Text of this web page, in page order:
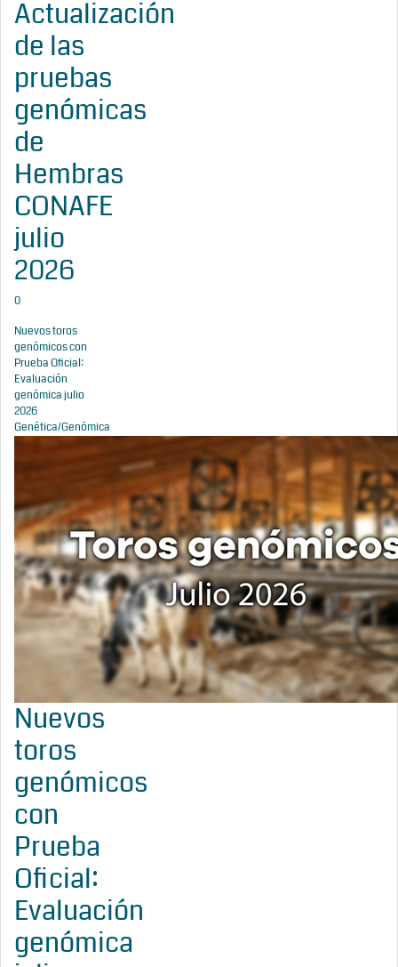
Actualización
de las
pruebas
genómicas
de
Hembras
CONAFE
julio
2026
0
Nuevos toros
genómicos con
Prueba Oficial:
Evaluación
genómica julio
2026
Genética/Genómica
Nuevos
toros
genómicos
con
Prueba
Oficial:
Evaluación
genómica